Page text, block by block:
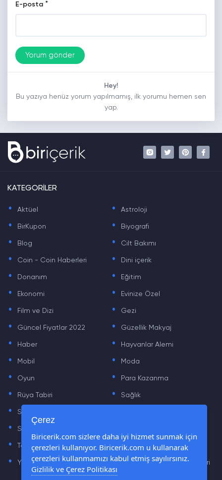
E-posta *
Hey!
Bu yazıya henüz yorum yapılmamış, ilk yorumu hemen sen
yap.
KATEGORİLER
. Aktüel . Astroloji
. BirKupon . Biyografi
. Blog . Cilt Bakımı
. Coin - Coin Haberleri . Dini içerik
. Donanım . Eğitim
. Ekonomi . Evinize Özel
. Film ve Dizi . Gezi
. Güncel Fiyatlar 2022 . Güzellik Makyaj
. Haber . Hayvanlar Alemi
. Mobil . Moda
. Oyun . Para Kazanma
. Rüya Tabiri . Sağlık
. Sinema .
. Sözler
. Teknoloji Haberleri . Yaşam
. Yazılım Haberleri . Yiyecek Önerileri ve Tarifleri
Çerez
Biricerik.com sizlere daha iyi hizmet sunmak için
çerezleri kullanıyor. Biricerik.com u kullanarak
çerezleri kullanmamızı kabul etmiş sayılırsınız.
Gizlilik ve Çerez Politikası